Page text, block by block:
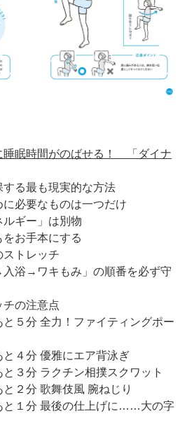
睡眠時間がのばせる！ 「ダイナ
する最も現実的な方法
に必要なものは一つだけ
ルギー」は別物
をお手本にする
ストレッチ
浴→ワキもみ」の順番を必ず守
チの注意点
と５分 全力！ファイティングポー
と４分 優雅にエア背泳ぎ
と３分 ラクチン相撲スクワット
２分 歌舞伎風 腕ねじり
と１分 最後の仕上げに……大の字